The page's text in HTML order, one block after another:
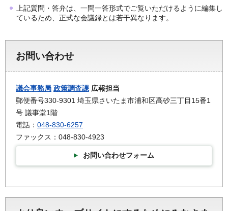
上記質問・答弁は、一問一答形式でご覧いただけるように編集し
ているため、正式な会議録とは若干異なります。
お問い合わせ
議会事務局 政策調査課 広報担当
郵便番号330-9301 埼玉県さいたま市浦和区高砂三丁目15番1
号 議事堂1階
電話： 048-830-6257
ファックス：048-830-4923
お問い合わせフォーム